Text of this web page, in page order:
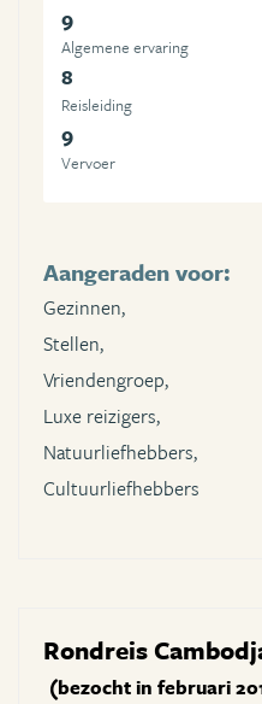
9
Algemene ervaring
8
Reisleiding
9
Vervoer
Aangeraden voor:
Gezinnen,
Stellen,
Vriendengroep,
Luxe reizigers,
Natuurliefhebbers,
Cultuurliefhebbers
Rondreis
(bezocht in februari